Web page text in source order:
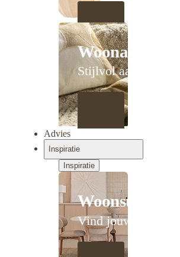
Stijlvol aanschuiven
Advies
Inspiratie
Inspiratie
Woonstijlen
Vind jouw stijl